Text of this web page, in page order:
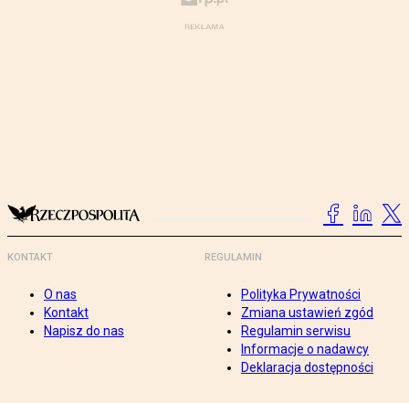
KONTAKT
O nas
Kontakt
Napisz do nas
REGULAMIN
Polityka Prywatności
Zmiana ustawień zgód
Regulamin serwisu
Informacje o nadawcy
Deklaracja dostępności